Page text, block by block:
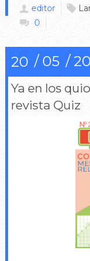
editor
0
20 05
Ya en los
revista Quiz